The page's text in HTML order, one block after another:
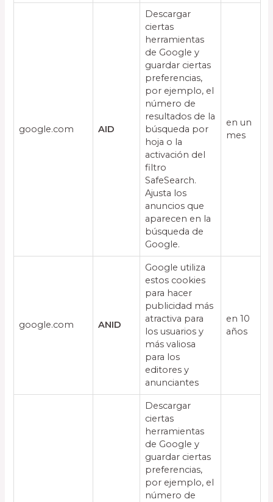
google.com AID
Descargar
ciertas
herramientas
de Google y
guardar ciertas
preferencias,
por ejemplo, el
número de
resultados de la
búsqueda por
hoja o la
activación del
filtro
SafeSearch.
Ajusta los
anuncios que
aparecen en la
búsqueda de
Google.
en un
mes
google.com ANID
Google utiliza
estos cookies
para hacer
publicidad más
atractiva para
los usuarios y
más valiosa
para los
editores y
anunciantes
en 10
años
Descargar
ciertas
herramientas
de Google y
guardar ciertas
preferencias,
por ejemplo, el
número de